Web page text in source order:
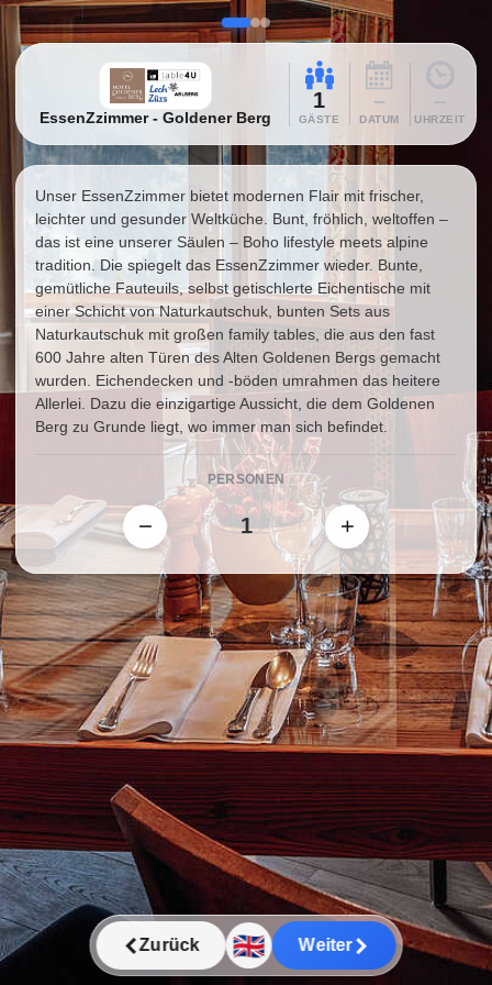
EssenZzimmer - Goldener Berg
1
GÄSTE
–
DATUM
–
UHRZEIT
Unser EssenZzimmer bietet modernen Flair mit frischer,
leichter und gesunder Weltküche. Bunt, fröhlich, weltoffen –
das ist eine unserer Säulen – Boho lifestyle meets alpine
tradition. Die spiegelt das EssenZzimmer wieder. Bunte,
gemütliche Fauteuils, selbst getischlerte Eichentische mit
einer Schicht von Naturkautschuk, bunten Sets aus
Naturkautschuk mit großen family tables, die aus den fast
600 Jahre alten Türen des Alten Goldenen Bergs gemacht
wurden. Eichendecken und -böden umrahmen das heitere
Allerlei. Dazu die einzigartige Aussicht, die dem Goldenen
Berg zu Grunde liegt, wo immer man sich befindet.
PERSONEN
− +
Zurück 🇬🇧 Weiter